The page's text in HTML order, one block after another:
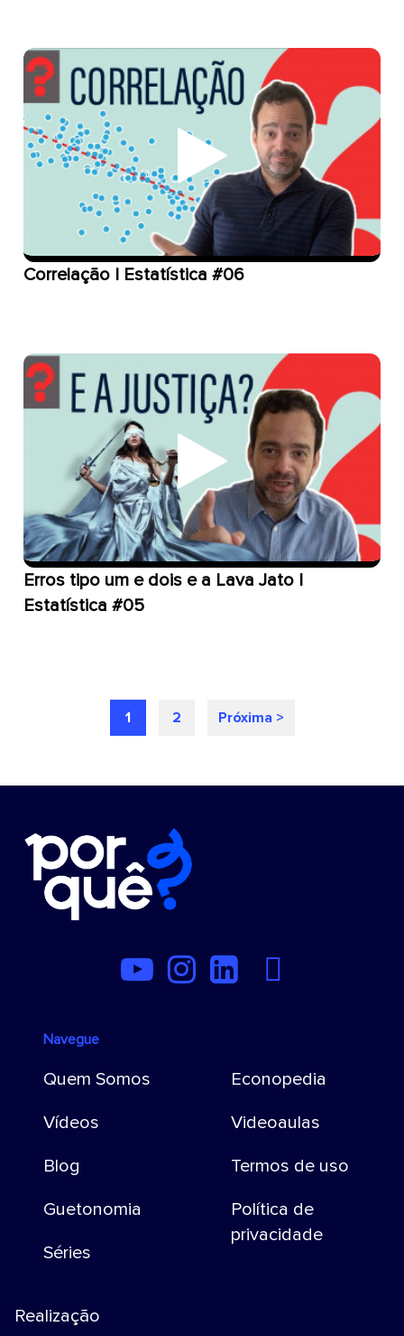
Correlação | Estatística #06
Erros tipo um e dois e a Lava Jato |
Estatística #05
1 2 Próxima >
Navegue
Quem Somos
Vídeos
Blog
Guetonomia
Séries
Econopedia
Videoaulas
Termos de uso
Política de
privacidade
Realização